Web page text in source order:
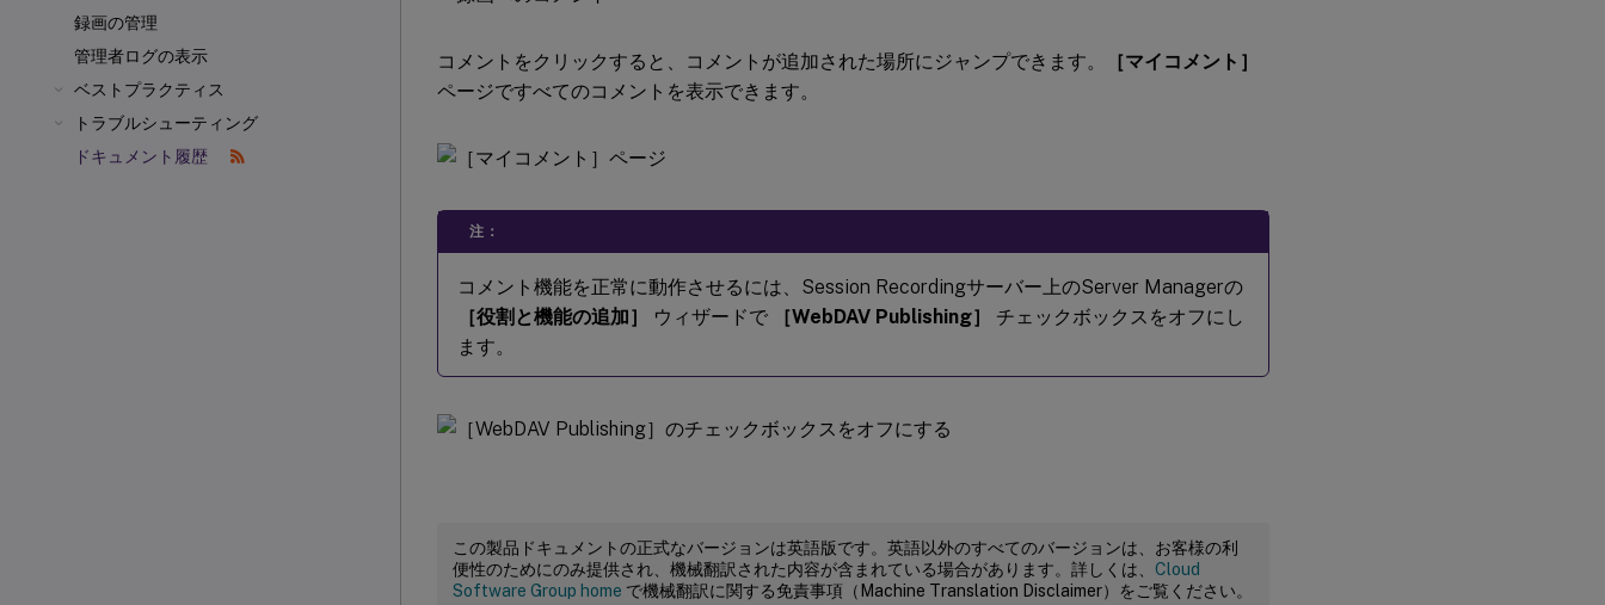
録画の管理
管理者ログの表示
ベストプラクティス
トラブルシューティング
ドキュメント履歴
コメントをクリックすると、コメントが追加された場所にジャンプできます。
［マイコメント］
ページですべてのコメントを表示できます。
注：
コメント機能を正常に動作させるには、Session Recordingサーバー上のServer Managerの
［役割と機能の追加］
ウィザードで ［WebDAV Publishing］
チェックボックスをオフにし
ます。
この製品ドキュメントの正式なバージョンは英語版です。英語以外のすべてのバージョンは、お客様の利
便性のためにのみ提供され、機械翻訳された内容が含まれている場合があります。詳しくは、 Cloud
Software Group home で機械翻訳に関する免責事項（Machine Translation Disclaimer）をご覧ください。